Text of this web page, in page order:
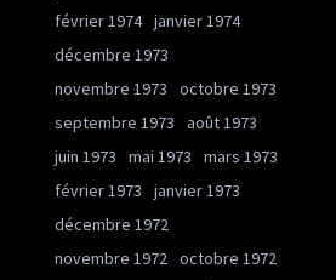
février 1974 janvier 1974
décembre 1973
novembre 1973
octobre 1973
septembre 1973
août 1973
juin 1973
mai 1973
mars 1973
février 1973
janvier 1973
décembre 1972
novembre 1972 octobre 1972